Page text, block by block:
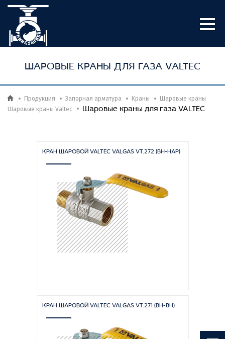
ШАРОВЫЕ КРАНЫ ДЛЯ ГАЗА VALTEC
Продукция Запорная арматура Краны
Шаровые краны
Шаровые краны Valtec
Шаровые краны для газа VALTEC
КРАН ШАРОВОЙ VALTEC VALGAS VT.272 (ВН-НАР)
КРАН ШАРОВОЙ VALTEC VALGAS VT.271 (ВН-ВН)